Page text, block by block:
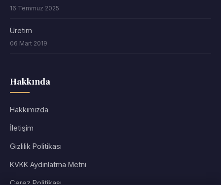
16 Temmuz 2025
Üretim
06 Mart 2019
Hakkında
Hakkımızda
İletişim
Gizlilik Politikası
KVKK Aydınlatma Metni
Çerez Politikası